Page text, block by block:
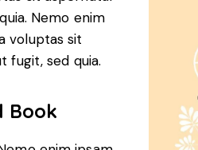
Nemo enim
voluptas sit
fugit, sed quia.
Book